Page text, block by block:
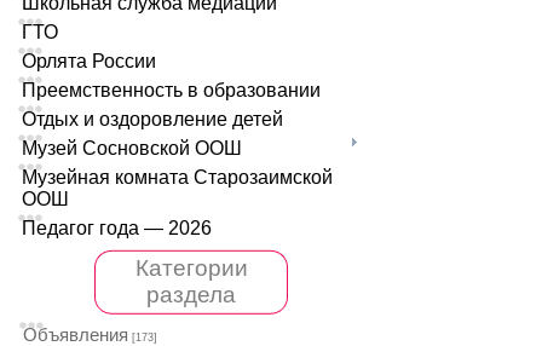
ГТО
Орлята России
Преемственность в образовании
Отдых и оздоровление детей
Музей Сосновской ООШ
Музейная комната Старозаимской
ООШ
Педагог года — 2026
Категории
раздела
Объявления [173]